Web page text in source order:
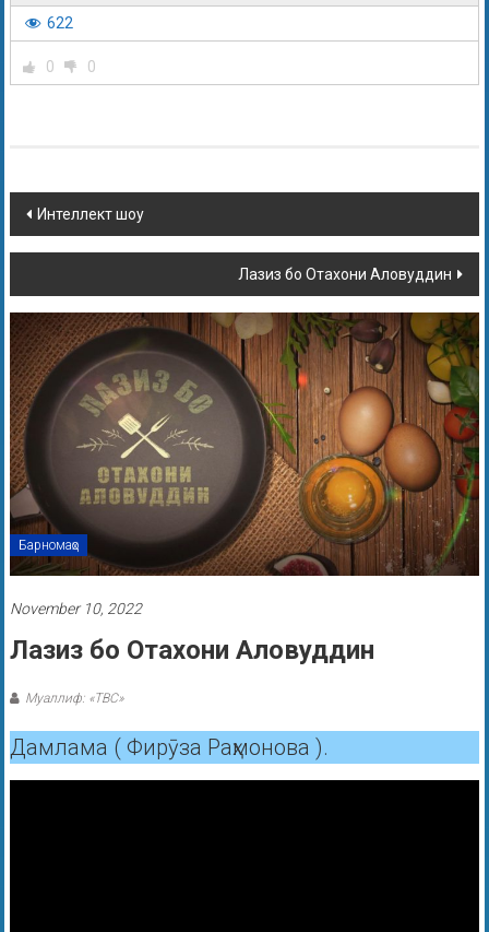
622
0 0
Интеллект шоу
Лазиз бо Отахони Аловуддин
Барномаҳо
November 10, 2022
Лазиз бо Отахони Аловуддин
Муаллиф: «ТВС»
Дамлама ( Фирӯза Раҳмонова ).